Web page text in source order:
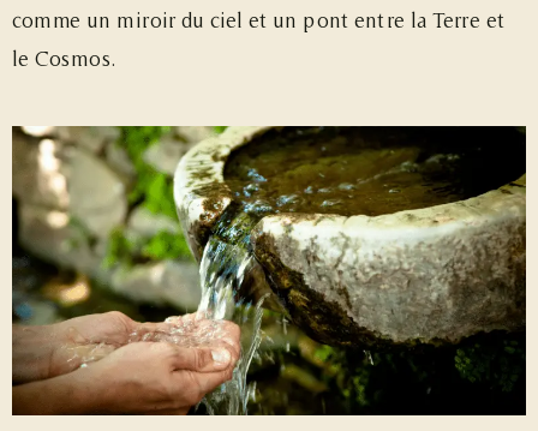
comme un miroir du ciel et un pont entre la Terre et
le Cosmos.